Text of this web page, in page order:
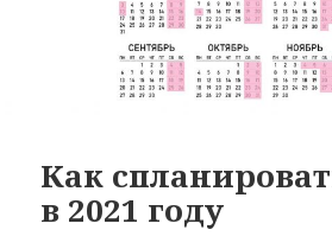
Как
в 2021 году